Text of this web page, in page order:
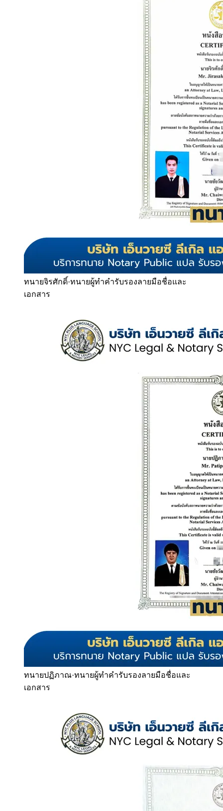
ทนายจิรศักดิ์·ทนายผู้ทำคำรับรองลายมือชื่อและ
เอกสาร
ทนายปฏิภาณ·ทนายผู้ทำคำรับรองลายมือชื่อและ
เอกสาร